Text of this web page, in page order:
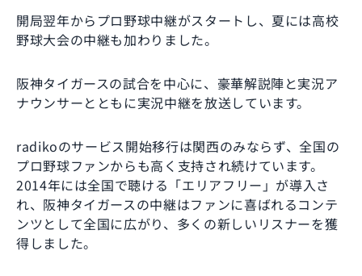
開局翌年からプロ野球中継がスタートし、夏には高校
野球大会の中継も加わりました。
阪神タイガースの試合を中心に、豪華解説陣と実況ア
ナウンサーとともに実況中継を放送しています。
radikoのサービス開始移行は関西のみならず、全国の
プロ野球ファンからも高く支持され続けています。
2014年には全国で聴ける「エリアフリー」が導入さ
れ、阪神タイガースの中継はファンに喜ばれるコンテ
ンツとして全国に広がり、多くの新しいリスナーを獲
得しました。